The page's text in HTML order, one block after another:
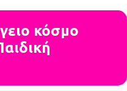
κόσμο